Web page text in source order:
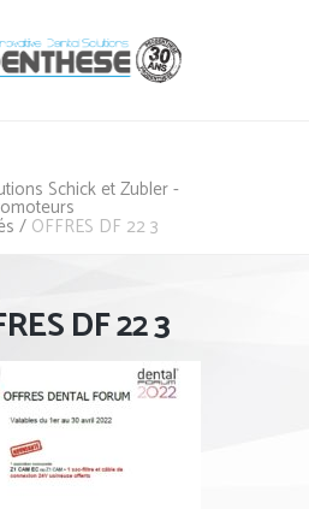
Schick et Zubler -
/ OFFRES DF 22 3
DF 22 3